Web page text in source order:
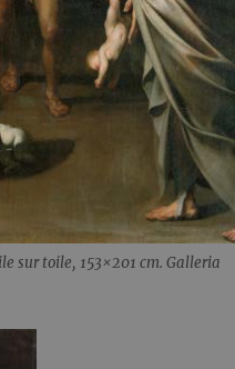
sur toile, 153×201 cm. Galleria